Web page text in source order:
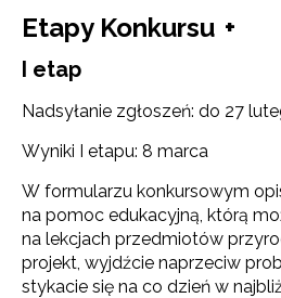
Etapy Konkursu +
I etap
Nadsyłanie zgłoszeń: do 27
Wyniki I etapu: 8 marca
W formularzu konkursowym
na pomoc edukacyjną, którą
na lekcjach przedmiotów
projekt, wyjdźcie naprzeciw
stykacie się na co dzień w